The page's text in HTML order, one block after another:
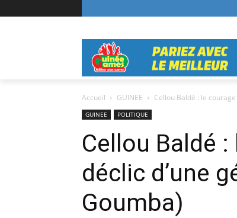
Accueil GUINEE Cellou Baldé : le
GUINEE POLITIQUE
Cellou Baldé :
déclic d’une
Goumba)